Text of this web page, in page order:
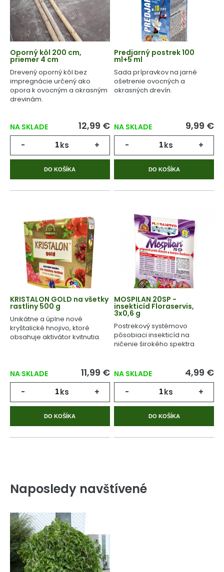
Oporný kôl 200 cm,
priemer 4 cm
Drevený oporný kôl bez
impregnácie určený ako
opora k ovocným a okrasným
drevinám.
NA SKLADE 12,99 €
- ks +
DO KOŠÍKA
Predjarný postrek 100
ml+5 ml
Sada prípravkov na jarné
ošetrenie ovocných a
okrasných drevín.
NA SKLADE 9,99 €
- ks +
DO KOŠÍKA
KRISTALON GOLD na všetky
rastliny 500 g
Unikátne a úplne nové
kryštalické hnojivo, ktoré
obsahuje aktivátor kvitnutia.
NA SKLADE 11,99 €
- ks +
DO KOŠÍKA
MOSPILAN 20SP -
insekticíd Floraservis,
3x0,6 g
Postrekový systémovo
pôsobiaci insekticíd na
ničenie širokého spektra
NA SKLADE 4,99 €
- ks +
DO KOŠÍKA
Naposledy navštívené